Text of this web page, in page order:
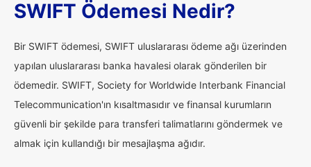
SWIFT Ödemesi Nedir?
Bir SWIFT ödemesi, SWIFT uluslararası ödeme ağı üzerinden
yapılan uluslararası banka havalesi olarak gönderilen bir
ödemedir. SWIFT, Society for Worldwide Interbank Financial
Telecommunication'ın kısaltmasıdır ve finansal kurumların
güvenli bir şekilde para transferi talimatlarını göndermek ve
almak için kullandığı bir mesajlaşma ağıdır.